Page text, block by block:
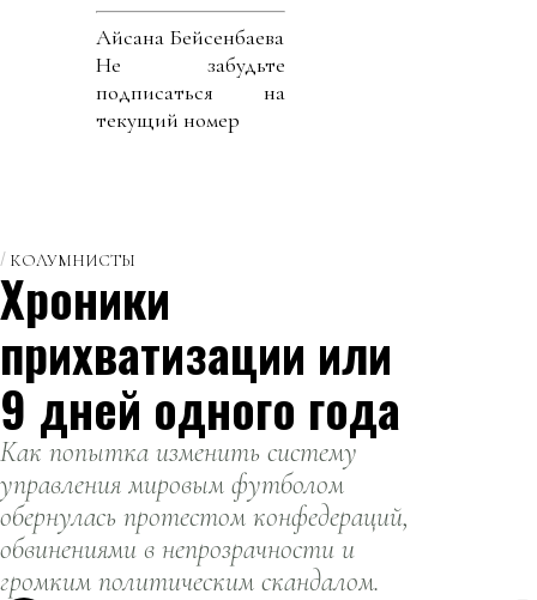
Айсана Бейсенбаева
Не забудьте
подписаться на
текущий номер
КОЛУМНИСТЫ
Хроники
прихватизации или
9 дней одного года
Как попытка изменить систему
управления мировым футболом
обернулась протестом конфедераций,
обвинениями в непрозрачности и
громким политическим скандалом.